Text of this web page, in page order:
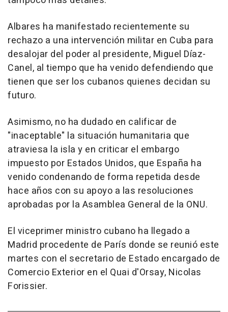
Albares ha manifestado recientemente su
rechazo a una intervención militar en Cuba para
desalojar del poder al presidente, Miguel Díaz-
Canel, al tiempo que ha venido defendiendo que
tienen que ser los cubanos quienes decidan su
futuro.
Asimismo, no ha dudado en calificar de
"inaceptable" la situación humanitaria que
atraviesa la isla y en criticar el embargo
impuesto por Estados Unidos, que España ha
venido condenando de forma repetida desde
hace años con su apoyo a las resoluciones
aprobadas por la Asamblea General de la ONU.
El viceprimer ministro cubano ha llegado a
Madrid procedente de París donde se reunió este
martes con el secretario de Estado encargado de
Comercio Exterior en el Quai d'Orsay, Nicolas
Forissier.